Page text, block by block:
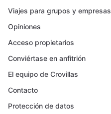
Viajes para grupos y empresas
Opiniones
Acceso propietarios
Conviértase en anfitrión
El equipo de Crovillas
Contacto
Protección de datos